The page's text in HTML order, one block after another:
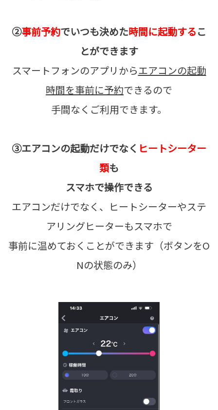
②事前予約でいつも決めた時間に起動するこ
とができます
スマートフォンのアプリからエアコンの起動
時間を事前に予約できるので
手間なくご利用できます。
③エアコンの起動だけでなく ヒートシーター
類も
スマホで操作できる
エアコンだけでなく、ヒートシーターやステ
アリングヒーターもスマホで
事前に温めておくことができます（ボタンをO
Nの状態のみ）